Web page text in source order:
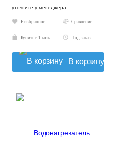
уточните у менеджера
В избранное Сравнение
Купить в 1 клик Под заказ
В корзину